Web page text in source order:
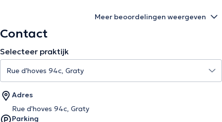
Meer beoordelingen weergeven
Contact
Selecteer praktijk
Adres
Rue d'hoves 94c, Graty
Parking